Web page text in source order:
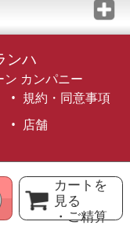
カートを
見る
・ご精算
ンハ
カンパニー
規約・同意事項
店舗
Reserved.